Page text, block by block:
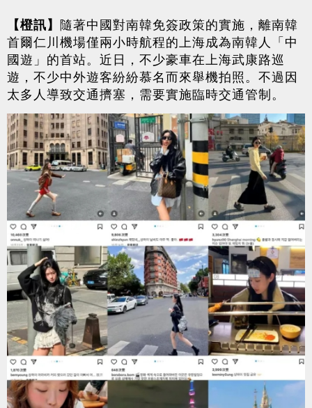
【橙訊】 隨著中國對南韓免簽政策的實施，離南韓
首爾仁川機場僅兩小時航程的上海成為南韓人「中
國遊」的首站。近日，不少豪車在上海武康路巡
遊，不少中外遊客紛紛慕名而來舉機拍照。不過因
太多人導致交通擠塞，需要實施臨時交通管制。